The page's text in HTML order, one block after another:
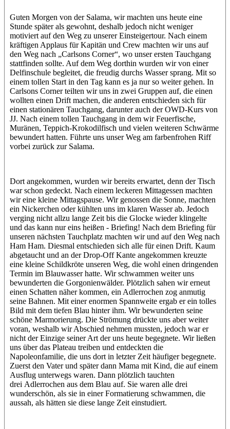
Guten Morgen von der Salama, wir machten uns heute eine
Stunde später als gewohnt, deshalb jedoch nicht weniger
motiviert auf den Weg zu unserer Einsteigertour. Nach einem
kräftigen Applaus für Kapitän und Crew machten wir uns auf
den Weg nach „Carlsons Corner“, wo unser ersten Tauchgang
stattfinden sollte. Auf dem Weg dorthin wurden wir von einer
Delfinschule begleitet, die freudig durchs Wasser sprang. Mit so
einem tollen Start in den Tag kann es ja nur so weiter gehen. In
Carlsons Corner teilten wir uns in zwei Gruppen auf, die einen
wollten einen Drift machen, die anderen entschieden sich für
einen stationären Tauchgang, darunter auch der OWD-Kurs von
JJ. Nach einem tollen Tauchgang in dem wir Feuerfische,
Muränen, Teppich-Krokodilfisch und vielen weiteren Schwärme
bewundert hatten. Führte uns unser Weg am farbenfrohen Riff
vorbei zurück zur Salama.
Dort angekommen, wurden wir bereits erwartet, denn der Tisch
war schon gedeckt. Nach einem leckeren Mittagessen machten
wir eine kleine Mittagspause. Wir genossen die Sonne, machten
ein Nickerchen oder kühlten uns im klaren Wasser ab. Jedoch
verging nicht allzu lange Zeit bis die Glocke wieder klingelte
und das kann nur eins heißen - Briefing! Nach dem Briefing für
unseren nächsten Tauchplatz machten wir und auf den Weg nach
Ham Ham. Diesmal entschieden sich alle für einen Drift. Kaum
abgetaucht und an der Drop-Off Kante angekommen kreuzte
eine kleine Schildkröte unseren Weg, die wohl einen dringenden
Termin im Blauwasser hatte. Wir schwammen weiter uns
bewunderten die Gorgonienwälder. Plötzlich sahen wir erneut
einen Schatten näher kommen, ein Adlerrochen zog anmutig
seine Bahnen. Mit einer enormen Spannweite ergab er ein tolles
Bild mit dem tiefen Blau hinter ihm. Wir bewunderten seine
schöne Marmorierung. Die Strömung drückte uns aber weiter
voran, weshalb wir Abschied nehmen mussten, jedoch war er
nicht der Einzige seiner Art der uns heute begegnete. Wir ließen
uns über das Plateau treiben und entdeckten die
Napoleonfamilie, die uns dort in letzter Zeit häufiger begegnete.
Zuerst den Vater und später dann Mama mit Kind, die auf einem
Ausflug unterwegs waren. Dann plötzlich tauchten
drei Adlerrochen aus dem Blau auf. Sie waren alle drei
wunderschön, als sie in einer Formatierung schwammen, die
aussah, als hätten sie diese lange Zeit einstudiert.